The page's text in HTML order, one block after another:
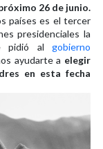
26 de junio.
países es el tercer
presidenciales la
pidió al gobierno
ayudarte a elegir
en esta fecha